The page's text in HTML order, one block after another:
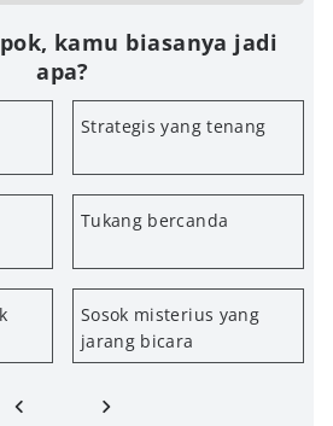
kamu biasanya jadi
apa?
Strategis yang tenang
Tukang bercanda
Sosok misterius yang
jarang bicara